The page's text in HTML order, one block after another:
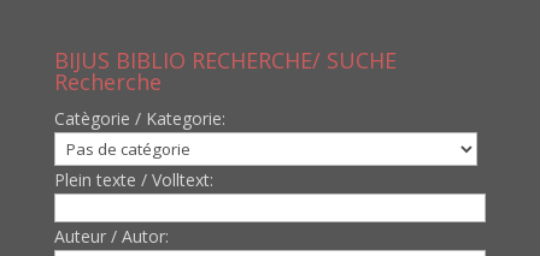
BIJUS BIBLIO RECHERCHE/ SUCHE
Recherche
Catègorie / Kategorie:
Plein texte / Volltext:
Auteur / Autor: